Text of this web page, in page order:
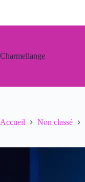
Charmellange
Accueil Non classé